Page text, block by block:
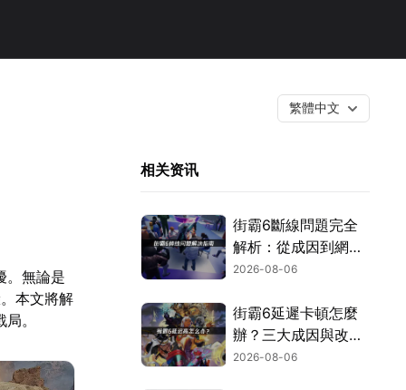
繁體中文
。無論是
本文將解
。
相关资讯
街霸6斷線問題完全
解析：從成因到網路
優化的實用攻略！
2026-08-06
街霸6延遲卡頓怎麼
辦？三大成因與改善
對策！
2026-08-06